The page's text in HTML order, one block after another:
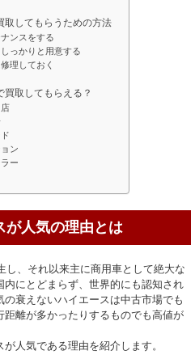
取してもらうための方法
ンスをする
っかりと用意する
理しておく
買取してもらえる？
ン
ー
が人気の理由とは
し、それ以来主に商用車として絶大な
内にとどまらず、世界的にも認知され
衰えないハイエースは中古市場でも
離が多かったりするものでも高値が
人気である理由を紹介します。